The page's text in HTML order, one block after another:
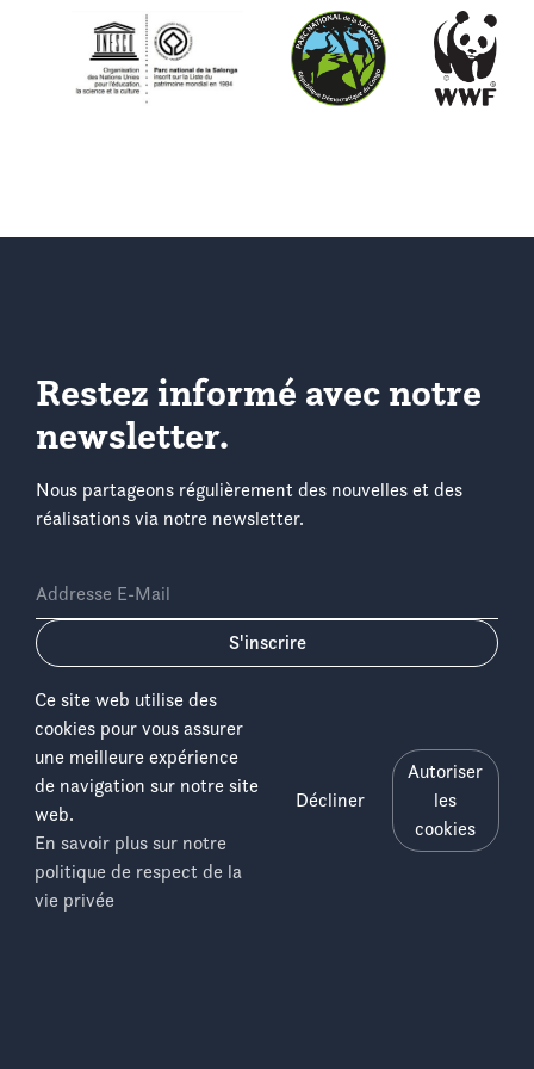
Ce site web utilise des
cookies pour vous assurer
une meilleure expérience
de navigation sur notre site
web.
En savoir plus sur notre
politique de respect de la
vie privée
Décliner
Autoriser
les
cookies
Salonga
Restez informé avec notre
newsletter.
Nous partageons régulièrement des nouvelles et des
réalisations via notre newsletter.
Addresse E-Mail
S'inscrire
Copyright © 2026 ICCN
Disclaimer
Langue: